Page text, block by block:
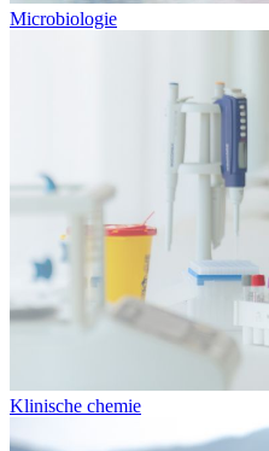
Microbiologie
Klinische chemie